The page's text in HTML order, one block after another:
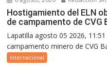
Hostigamiento del ELN
de campamento de CVG
Lapatilla agosto 05 2026,
campamento minero de CVG
Internacional